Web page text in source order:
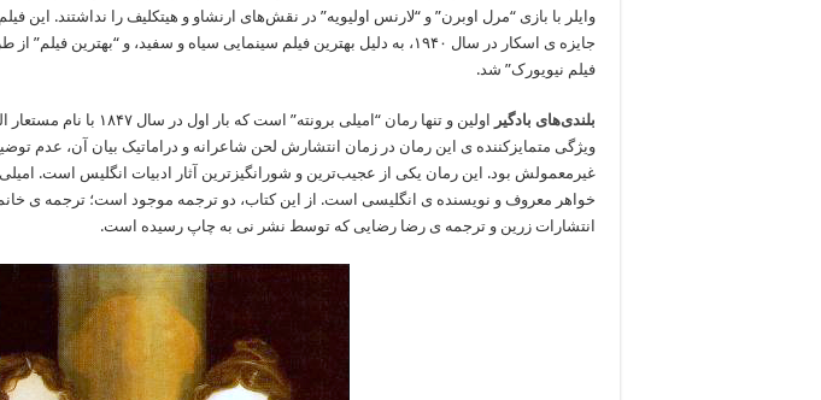
وایلر با بازی “مرل اوبرن” و “لارنس اولیویه” در نقش‌های ارنشاو و هیتکلیف را نداشتند. این
جایزه ی اسکار در سال ۱۹۴۰، به دلیل بهترین فیلم سینمایی سیاه و سفید، و “بهترین
فیلم نیویورک” شد.
بلندی‌های بادگیر
اولین و تنها رمان “امیلی برونته” است
ویژگی متمایزکننده ی این رمان در زمان انتشارش لحن شاعرانه و دراماتیک بیان آن، عدم
غیرمعمولش بود. این رمان یکی از عجیب‌ترین و شورانگیزترین آثار ادبیات انگلیس است.
خواهر معروف و نویسنده ی انگلیسی است. از این کتاب، دو ترجمه موجود است؛ ترجمه ی
انتشارات زرین و ترجمه ی رضا رضایی که توسط نشر نی به چاپ رسیده است.